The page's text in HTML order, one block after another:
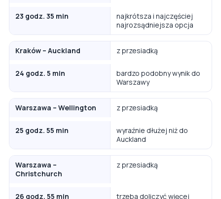
23 godz. 35 min
najkrótsza i najczęściej
najrozsądniejsza opcja
Kraków – Auckland z przesiadką
24 godz. 5 min
bardzo podobny wynik do
Warszawy
Warszawa – Wellington z przesiadką
25 godz. 55 min
wyraźnie dłużej niż do
Auckland
Warszawa –
Christchurch
z przesiadką
26 godz. 55 min
trzeba doliczyć więcej